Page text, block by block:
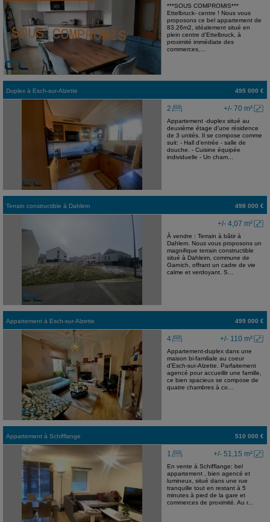
***SOUS COMPROMIS***
Ettelbruck- centre ! Nous vous
proposons ce bel appartement de
83.26m2, idéalement situé en
plein centre d'Ettelbruck, à
proximité immédiate des
commerces,...
Duplex à Esch-sur-Alzette 495 000 €
+/- 70 m²
2
Appartement -duplex situé au
deuxième étage d'une résidence
de 3 unités. Il se compose comme
suit: - Hall d'entrée - salle de
douche. - Cuisine équipée
individuelle - Un cham...
Terrain constructible à Dahlem 498 000 €
+/- 4,07 m²
À vendre : Terrain à bâtir à
Dahlem. Nous vous proposons un
magnifique terrain constructible
situé à Dahleim, commune de
Garnich, offrant un cadre de vie
calme et verdoyant. S...
Appartement à Esch-sur-Alzette 499 000 €
+/- 110 m²
4
Appartement-duplex dans une
maison bi-familiale au coeur
d'Esch-sur-Alzette. Parfaitement
agencé pour accueillir une famille,
ce bien spacieux se compose de
quatre chambres à co...
Appartement à Schifflange 510 000 €
+/- 51,15 m²
1
En vente à Schifflange; bel
appartement , bien agencé et
lumineux, situé dans une rue
tranquille tout en restant à 5
minutes à pied de la gare et
commerces de proximité. Au r...